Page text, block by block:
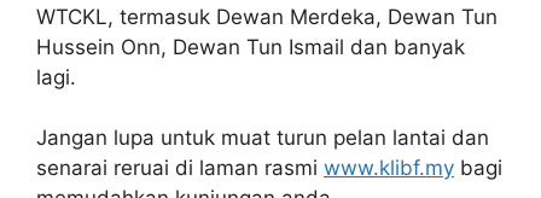
WTCKL, termasuk Dewan Merdeka, Dewan Tun
Hussein Onn, Dewan Tun Ismail dan banyak
lagi.
Jangan lupa untuk muat turun pelan lantai dan
senarai reruai di laman rasmi www.klibf.my bagi